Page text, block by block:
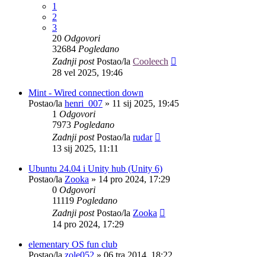
1
2
3
20 Odgovori
32684 Pogledano
Zadnji postPostao/la Cooleech
28 vel 2025, 19:46
Mint - Wired connection down
Postao/la henri_007 » 11 sij 2025, 19:45
1 Odgovori
7973 Pogledano
Zadnji postPostao/la rudar
13 sij 2025, 11:11
Ubuntu 24.04 i Unity hub (Unity 6)
Postao/la Zooka » 14 pro 2024, 17:29
0 Odgovori
11119 Pogledano
Zadnji postPostao/la Zooka
14 pro 2024, 17:29
elementary OS fun club
Postao/la zole052 » 06 tra 2014, 18:22